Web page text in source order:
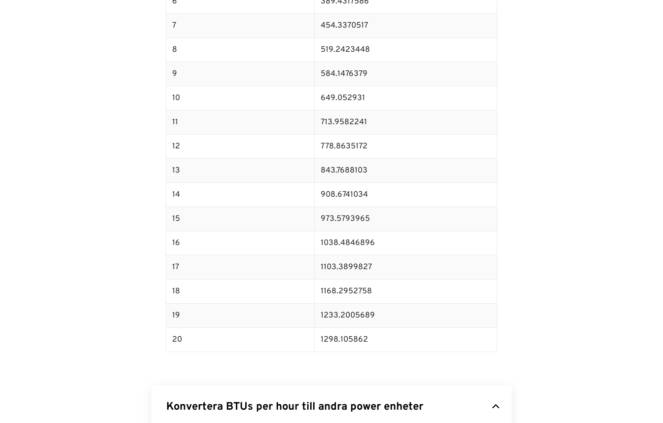
7 454.3370517
8 519.2423448
9 584.1476379
10 649.052931
11 713.9582241
12 778.8635172
13 843.7688103
14 908.6741034
15 973.5793965
16 1038.4846896
17 1103.3899827
18 1168.2952758
19 1233.2005689
20 1298.105862
Konvertera BTUs per hour till andra power enheter